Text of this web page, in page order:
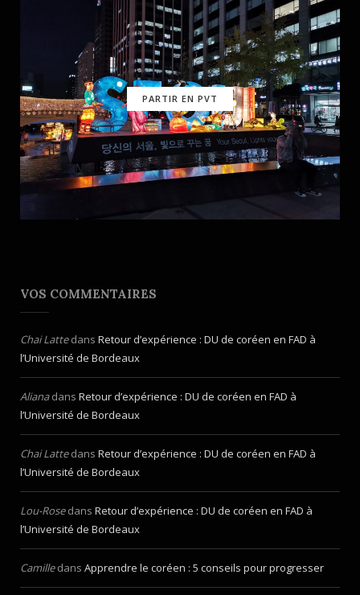
PARTIR EN PVT
VOS COMMENTAIRES
Chai Lattedans Retour d’expérience : DU de coréen en FAD à
l’Université de Bordeaux
Alianadans Retour d’expérience : DU de coréen en FAD à
l’Université de Bordeaux
Chai Lattedans Retour d’expérience : DU de coréen en FAD à
l’Université de Bordeaux
Lou-Rosedans Retour d’expérience : DU de coréen en FAD à
l’Université de Bordeaux
Camilledans Apprendre le coréen : 5 conseils pour progresser